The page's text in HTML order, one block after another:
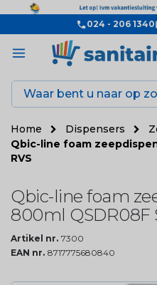
024 - 206 1340
Home Dispensers
Qbic-line foam
RVS
Qbic-line foam
800ml QSDR08F
Artikel nr. 7300
EAN nr. 8717775680840